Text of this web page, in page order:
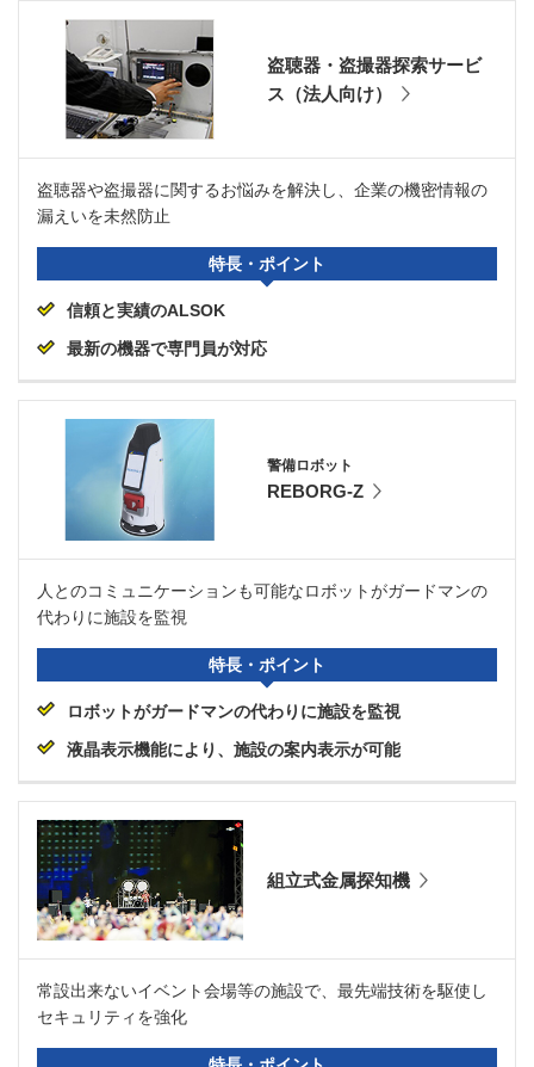
盗聴器・盗撮器探索サービ
ス（法人向け）
盗聴器や盗撮器に関するお悩みを解決し、企業の機密情報の
漏えいを未然防止
特長・ポイント
信頼と実績のALSOK
最新の機器で専門員が対応
警備ロボット
REBORG-Z
人とのコミュニケーションも可能なロボットがガードマンの
代わりに施設を監視
特長・ポイント
ロボットがガードマンの代わりに施設を監視
液晶表示機能により、施設の案内表示が可能
組立式金属探知機
常設出来ないイベント会場等の施設で、最先端技術を駆使し
セキュリティを強化